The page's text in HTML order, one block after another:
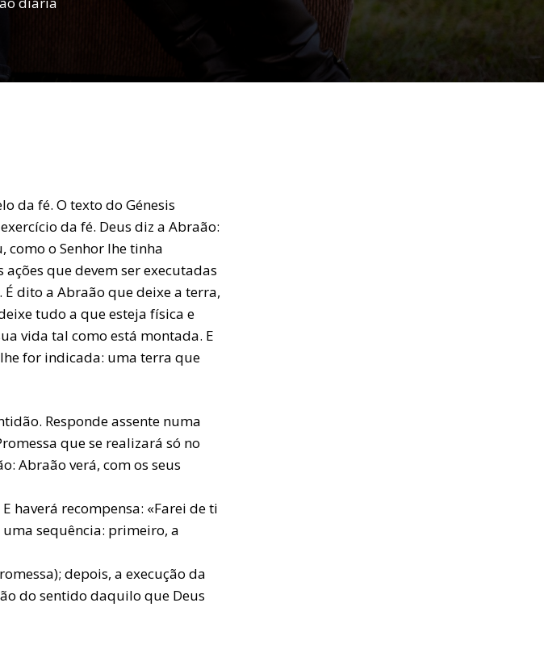
da fé. O texto do Génesis
da fé. Deus diz a Abraão:
como o Senhor lhe tinha
ações que devem ser executadas
dito a Abraão que deixe a terra,
tudo a que esteja física e
vida tal como está montada. E
for indicada: uma terra que
Responde assente numa
que se realizará só no
Abraão verá, com os seus
haverá recompensa: «Farei de ti
sequência: primeiro, a
depois, a execução da
do sentido daquilo que Deus